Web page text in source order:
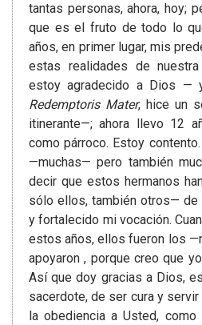
tantas personas, ahora, hoy;
que es el fruto de todo lo
años, en primer lugar, mis
estas realidades de nuestra
estoy agradecido a Dios —
Redemptoris Mater, hice un
itinerante—; ahora llevo 12
como párroco. Estoy
—muchas— pero también
decir que estos hermanos
sólo ellos, también otros— de
y fortalecido mi vocación.
estos años, ellos fueron los
apoyaron , porque creo que
Así que doy gracias a Dios,
sacerdote, de ser cura y
la obediencia a Usted,